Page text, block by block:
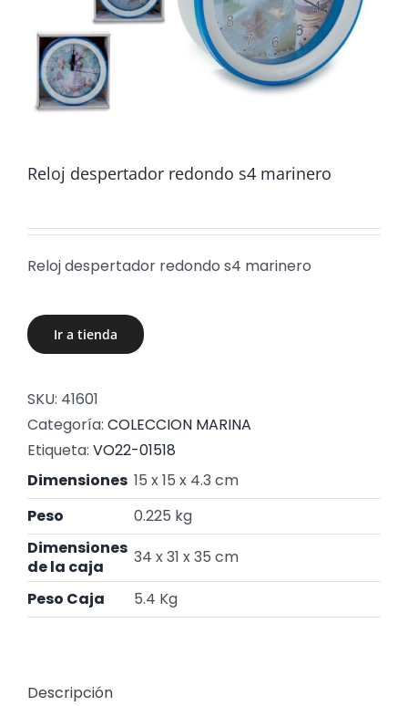
Reloj despertador redondo s4 marinero
Reloj despertador redondo s4 marinero
Ir a tienda
SKU: 41601
Categoría: COLECCION MARINA
Etiqueta: VO22-01518
Dimensiones 15 x 15 x 4.3 cm
Peso
0.225 kg
Dimensiones
de la caja
34 x 31 x 35 cm
Peso Caja
5.4 Kg
Descripción